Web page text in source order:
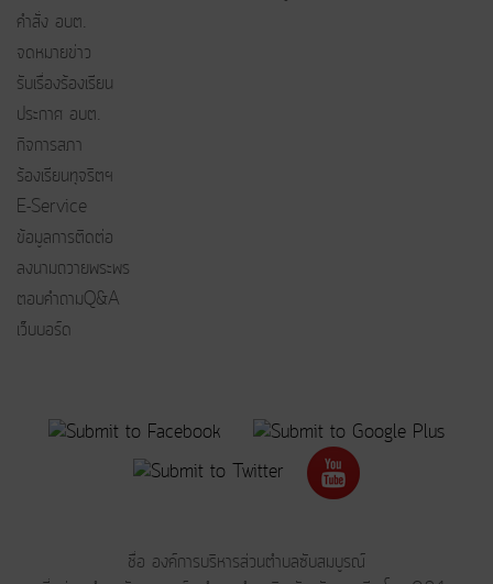
คำสั่ง อบต.
จดหมายข่าว
รับเรื่องร้องเรียน
ประกาศ อบต.
กิจการสภา
ร้องเรียนทุจริตฯ
E-Service
ข้อมูลการติดต่อ
ลงนามถวายพระพร
ตอบคำถามQ&A
เว็บบอร์ด
ชื่อ องค์การบริหารส่วนตำบลซับสมบูรณ์